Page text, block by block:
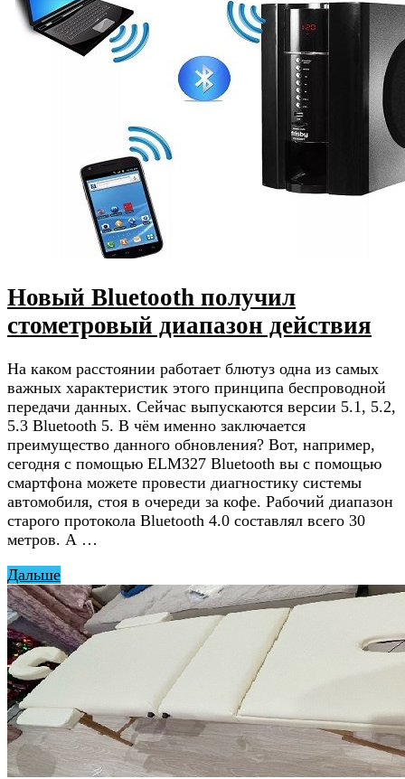
Новый Bluetooth получил
стометровый диапазон действия
На каком расстоянии работает блютуз одна из самых
важных характеристик этого принципа беспроводной
передачи данных. Сейчас выпускаются версии 5.1, 5.2,
5.3 Bluetooth 5. В чём именно заключается
преимущество данного обновления? Вот, например,
сегодня с помощью ELM327 Bluetooth вы с помощью
смартфона можете провести диагностику системы
автомобиля, стоя в очереди за кофе. Рабочий диапазон
старого протокола Bluetooth 4.0 составлял всего 30
метров. А …
Дальше